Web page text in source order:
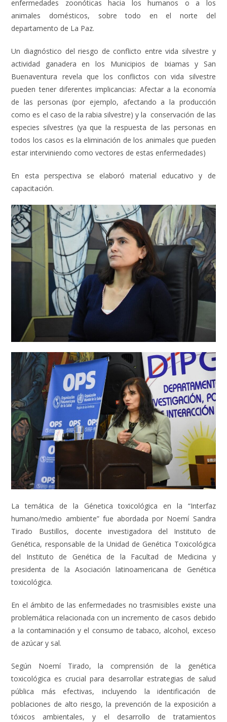
enfermedades zoonóticas hacia los humanos o a los
animales domésticos, sobre todo en el norte del
departamento de La Paz.
Un diagnóstico del riesgo de conflicto entre vida silvestre y
actividad ganadera en los Municipios de Ixiamas y San
Buenaventura revela que los conflictos con vida silvestre
pueden tener diferentes implicancias: Afectar a la economía
de las personas (por ejemplo, afectando a la producción
como es el caso de la rabia silvestre) y la conservación de las
especies silvestres (ya que la respuesta de las personas en
todos los casos es la eliminación de los animales que pueden
estar interviniendo como vectores de estas enfermedades)
En esta perspectiva se elaboró material educativo y de
capacitación.
La temática de la Génetica toxicológica en la “Interfaz
humano/medio ambiente” fue abordada por Noemí Sandra
Tirado Bustillos, docente investigadora del Instituto de
Genética, responsable de la Unidad de Genética Toxicológica
del Instituto de Genética de la Facultad de Medicina y
presidenta de la Asociación latinoamericana de Genética
toxicológica.
En el ámbito de las enfermedades no trasmisibles existe una
problemática relacionada con un incremento de casos debido
a la contaminación y el consumo de tabaco, alcohol, exceso
de azúcar y sal.
Según Noemí Tirado, la comprensión de la genética
toxicológica es crucial para desarrollar estrategias de salud
pública más efectivas, incluyendo la identificación de
poblaciones de alto riesgo, la prevención de la exposición a
tóxicos ambientales, y el desarrollo de tratamientos